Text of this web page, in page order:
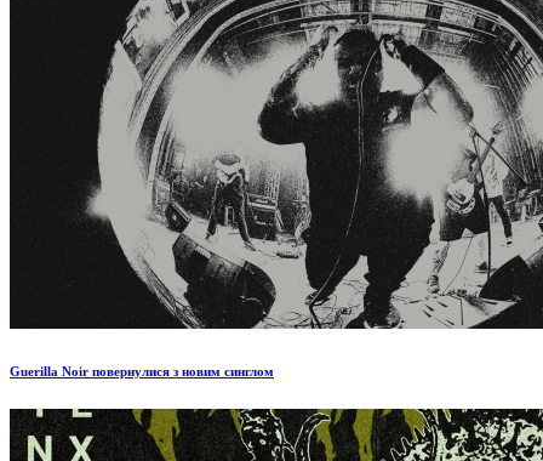
Guerilla Noir повернулися з новим синглом